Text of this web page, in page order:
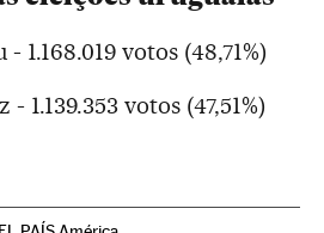
1.168.019 votos (48,71%)
1.139.353 votos (47,51%)